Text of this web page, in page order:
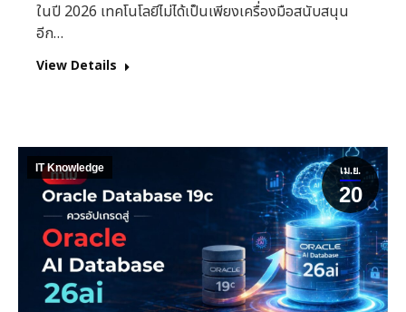
ในปี 2026 เทคโนโลยีไม่ได้เป็นเพียงเครื่องมือสนับสนุน
อีก…
View Details
เม.ย.
20
IT Knowledge